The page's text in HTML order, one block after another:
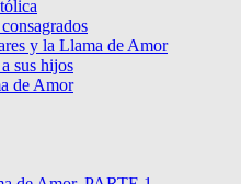
y la Llama de Amor
sus hijos
de Amor